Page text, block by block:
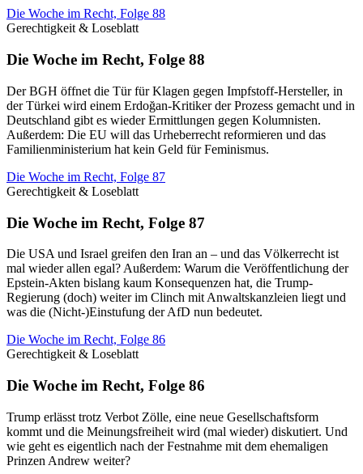
Die Woche im Recht, Folge 88
Gerechtigkeit & Loseblatt
Die Woche im Recht, Folge 88
Der BGH öffnet die Tür für Klagen gegen Impfstoff-Hersteller, in
der Türkei wird einem Erdoğan-Kritiker der Prozess gemacht und in
Deutschland gibt es wieder Ermittlungen gegen Kolumnisten.
Außerdem: Die EU will das Urheberrecht reformieren und das
Familienministerium hat kein Geld für Feminismus.
Die Woche im Recht, Folge 87
Gerechtigkeit & Loseblatt
Die Woche im Recht, Folge 87
Die USA und Israel greifen den Iran an – und das Völkerrecht ist
mal wieder allen egal? Außerdem: Warum die Veröffentlichung der
Epstein-Akten bislang kaum Konsequenzen hat, die Trump-
Regierung (doch) weiter im Clinch mit Anwaltskanzleien liegt und
was die (Nicht-)Einstufung der AfD nun bedeutet.
Die Woche im Recht, Folge 86
Gerechtigkeit & Loseblatt
Die Woche im Recht, Folge 86
Trump erlässt trotz Verbot Zölle, eine neue Gesellschaftsform
kommt und die Meinungsfreiheit wird (mal wieder) diskutiert. Und
wie geht es eigentlich nach der Festnahme mit dem ehemaligen
Prinzen Andrew weiter?